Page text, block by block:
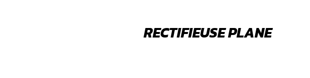
RECTIFIEUSE PLANE